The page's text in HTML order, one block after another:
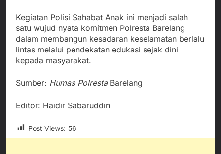
Kegiatan Polisi Sahabat Anak ini menjadi salah
satu wujud nyata komitmen Polresta Barelang
dalam membangun kesadaran keselamatan berlalu
lintas melalui pendekatan edukasi sejak dini
kepada masyarakat.
Sumber: Humas Polresta Barelang
Editor: Haidir Sabaruddin
Post Views: 56